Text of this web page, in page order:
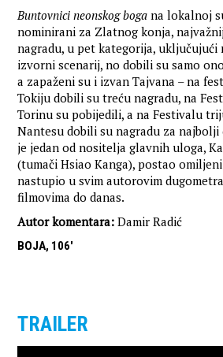
Buntovnici neonskog bogana lokalnoj
nominirani za Zlatnog konja,
nagradu, u pet kategorija, uključujući
izvorni scenarij, no dobili su samo
a zapaženi su i izvan Tajvana – na
Tokiju dobili su treću nagradu, na
Torinu su pobijedili, a na Festivalu
Nantesu dobili su nagradu za najbolji
je jedan od nositelja glavnih uloga,
(tumači Hsiao Kanga), postao
nastupio u svim autorovim
filmovima do danas.
Autor komentara: Damir Radić
BOJA, 106'
TRAILER